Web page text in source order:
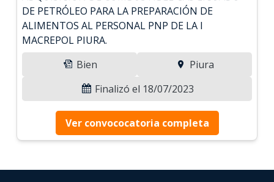
DE PETRÓLEO PARA LA PREPARACIÓN DE
ALIMENTOS AL PERSONAL PNP DE LA I
MACREPOL PIURA.
Bien
Piura
Finalizó el 18/07/2023
Ver convococatoria completa